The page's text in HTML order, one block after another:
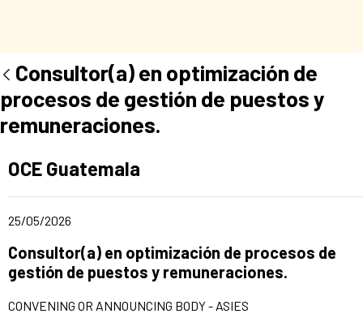
Consultor(a) en optimización de
procesos de gestión de puestos y
remuneraciones.
Ad section:
OCE Guatemala
Date of publication of the news item
25/05/2026
Title of the announcement:
Consultor(a) en optimización de procesos de
gestión de puestos y remuneraciones.
CONVENING OR ANNOUNCING BODY - ASIES